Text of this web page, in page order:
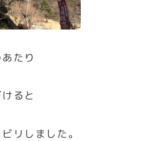
たり
ると
リしました。